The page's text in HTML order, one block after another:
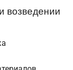
возведении